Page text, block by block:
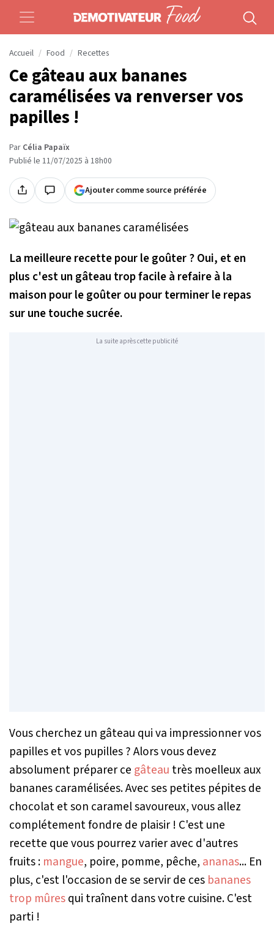
Accueil Food Recettes
Ce gâteau aux bananes
caramélisées va renverser vos
papilles !
Par Célia Papaïx
Publié le 11/07/2025 à 18h00
Ajouter comme source préférée
La meilleure recette pour le goûter ? Oui, et en
plus c'est un gâteau trop facile à refaire à la
maison pour le goûter ou pour terminer le repas
sur une touche sucrée.
La suite après cette publicité
Vous cherchez un gâteau qui va impressionner vos
papilles et vos pupilles ? Alors vous devez
absolument préparer ce gâteau très moelleux aux
bananes caramélisées. Avec ses petites pépites de
chocolat et son caramel savoureux, vous allez
complétement fondre de plaisir ! C'est une
recette que vous pourrez varier avec d'autres
fruits : mangue, poire, pomme, pêche, ananas... En
plus, c'est l'occasion de se servir de ces bananes
trop mûresqui traînent dans votre cuisine. C'est
parti !